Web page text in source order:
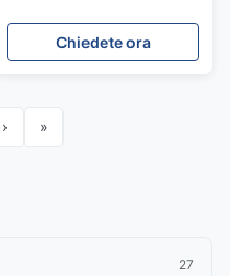
schiuma attraverso la
catena di ormeggio
Chiedete ora
› »
27